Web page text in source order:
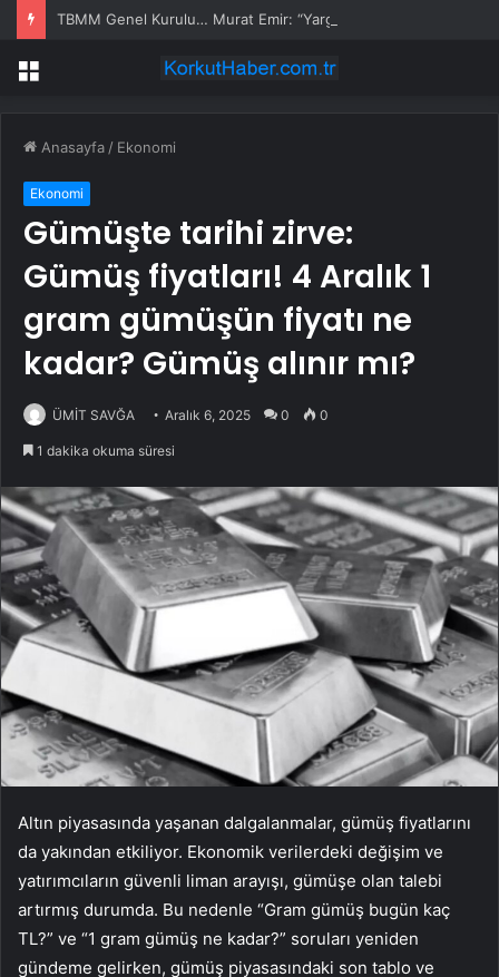
Menü
Anasayfa / Ekonomi
Ekonomi
Gümüşte tarihi zirve:
Gümüş fiyatları! 4 Aralık 1
gram gümüşün fiyatı ne
kadar? Gümüş alınır mı?
ÜMİT SAVĞA Aralık 6, 2025 0 0
1 dakika okuma süresi
Altın piyasasında yaşanan dalgalanmalar, gümüş fiyatlarını
da yakından etkiliyor. Ekonomik verilerdeki değişim ve
yatırımcıların güvenli liman arayışı, gümüşe olan talebi
artırmış durumda. Bu nedenle “Gram gümüş bugün kaç
TL?” ve “1 gram gümüş ne kadar?” soruları yeniden
gündeme gelirken, gümüş piyasasındaki son tablo ve